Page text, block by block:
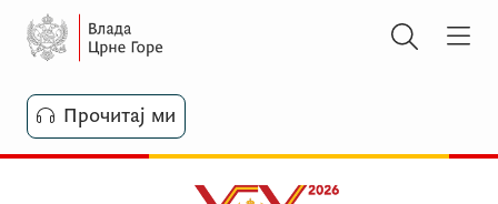
Прочитај ми